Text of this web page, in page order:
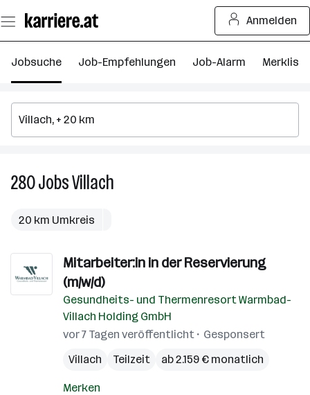
Seiteninhalt
springen
Anmelden
Jobsuche Job-Empfehlungen Job-Alarm Merkliste
280JobsVillach
20 km Umkreis
Mitarbeiter:in in der Reservierung
(m/w/d)
Gesundheits- und Thermenresort Warmbad-
Villach Holding GmbH
vor 7 Tagen veröffentlicht
Gesponsert
Villach
Teilzeit ab 2.159 € monatlich
Merken